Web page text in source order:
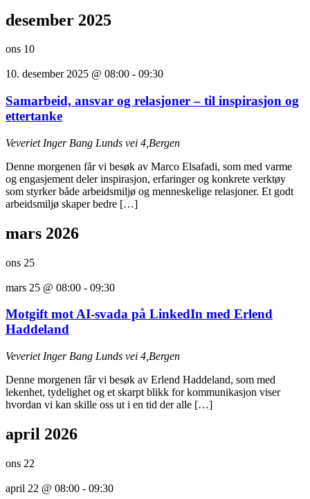
desember 2025
ons 10
10. desember 2025 @ 08:00 - 09:30
Samarbeid, ansvar og relasjoner – til inspirasjon og
ettertanke
Veveriet Inger Bang Lunds vei 4,Bergen
Denne morgenen får vi besøk av Marco Elsafadi, som med varme
og engasjement deler inspirasjon, erfaringer og konkrete verktøy
som styrker både arbeidsmiljø og menneskelige relasjoner. Et godt
arbeidsmiljø skaper bedre […]
mars 2026
ons 25
mars 25 @ 08:00 - 09:30
Motgift mot AI-svada på LinkedIn med Erlend
Haddeland
Veveriet Inger Bang Lunds vei 4,Bergen
Denne morgenen får vi besøk av Erlend Haddeland, som med
lekenhet, tydelighet og et skarpt blikk for kommunikasjon viser
hvordan vi kan skille oss ut i en tid der alle […]
april 2026
ons 22
april 22 @ 08:00 - 09:30